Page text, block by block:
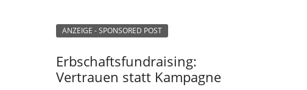
ANZEIGE - SPONSORED POST
Erbschaftsfundraising:
Vertrauen statt Kampagne